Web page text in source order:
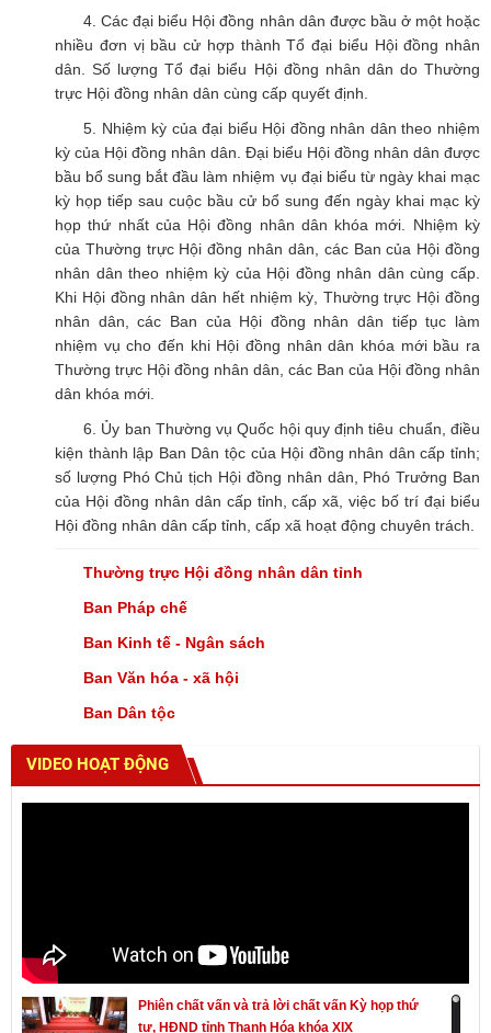
4. Các đại biểu Hội đồng nhân dân được bầu ở một hoặc
nhiều đơn vị bầu cử hợp thành Tổ đại biểu Hội đồng nhân
dân. Số lượng Tổ đại biểu Hội đồng nhân dân do Thường
trực Hội đồng nhân dân cùng cấp quyết định.
5. Nhiệm kỳ của đại biểu Hội đồng nhân dân theo nhiệm
kỳ của Hội đồng nhân dân. Đại biểu Hội đồng nhân dân được
bầu bổ sung bắt đầu làm nhiệm vụ đại biểu từ ngày khai mạc
kỳ họp tiếp sau cuộc bầu cử bổ sung đến ngày khai mạc kỳ
họp thứ nhất của Hội đồng nhân dân khóa mới. Nhiệm kỳ
của Thường trực Hội đồng nhân dân, các Ban của Hội đồng
nhân dân theo nhiệm kỳ của Hội đồng nhân dân cùng cấp.
Khi Hội đồng nhân dân hết nhiệm kỳ, Thường trực Hội đồng
nhân dân, các Ban của Hội đồng nhân dân tiếp tục làm
nhiệm vụ cho đến khi Hội đồng nhân dân khóa mới bầu ra
Thường trực Hội đồng nhân dân, các Ban của Hội đồng nhân
dân khóa mới.
6. Ủy ban Thường vụ Quốc hội quy định tiêu chuẩn, điều
kiện thành lập Ban Dân tộc của Hội đồng nhân dân cấp tỉnh;
số lượng Phó Chủ tịch Hội đồng nhân dân, Phó Trưởng Ban
của Hội đồng nhân dân cấp tỉnh, cấp xã, việc bố trí đại biểu
Hội đồng nhân dân cấp tỉnh, cấp xã hoạt động chuyên trách.
Thường trực Hội đồng nhân dân tỉnh
Ban Pháp chế
Ban Kinh tế - Ngân sách
Ban Văn hóa - xã hội
Ban Dân tộc
VIDEO HOẠT ĐỘNG
Phiên chất vấn và trả lời chất vấn Kỳ họp thứ
tư, HĐND tỉnh Thanh Hóa khóa XIX